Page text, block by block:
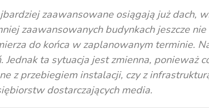
zaawansowane osiągają już dach,
zaawansowanych budynkach jeszcze nie
do końca w zaplanowanym terminie.
ta sytuacja jest zmienna, ponieważ
z przebiegiem instalacji, czy z
dostarczających media.